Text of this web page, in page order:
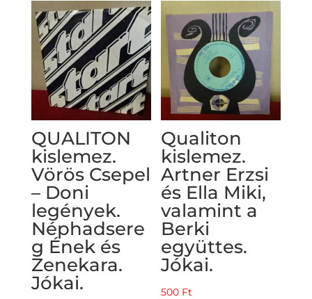
QUALITON
kislemez.
Vörös Csepel
– Doni
legények.
Néphadsere
g Ének és
Zenekara.
Jókai.
Qualiton
kislemez.
Artner Erzsi
és Ella Miki,
valamint a
Berki
együttes.
Jókai.
500 Ft